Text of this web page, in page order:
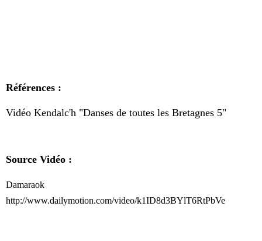
Références :
Vidéo Kendalc'h "Danses de toutes les Bretagnes 5"
Source Vidéo :
Damaraok
http://www.dailymotion.com/video/k1ID8d3BYlT6RtPbVe